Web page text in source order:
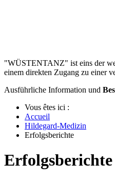
"WÜSTENTANZ" ist eins der
einem direkten Zugang zu einer
Ausführliche Information und
Vous êtes ici :
Accueil
Hildegard-Medizin
Erfolgsberichte
Erfolgsberichte